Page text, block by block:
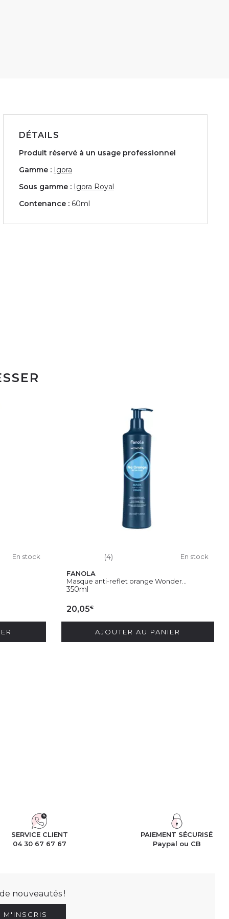
DÉTAILS
Produit réservé à un usage professionnel
Gamme : Igora
Sous gamme : Igora Royal
Contenance : 60ml
En stock (4) En stock
FANOLA
Masque anti-reflet orange Wonder...
350ml
20,05€
AJOUTER AU PANIER
SERVICE CLIENT
04 30 67 67 67
PAIEMENT SÉCURISÉ
Paypal ou CB
nouveautés !
M'INSCRIS